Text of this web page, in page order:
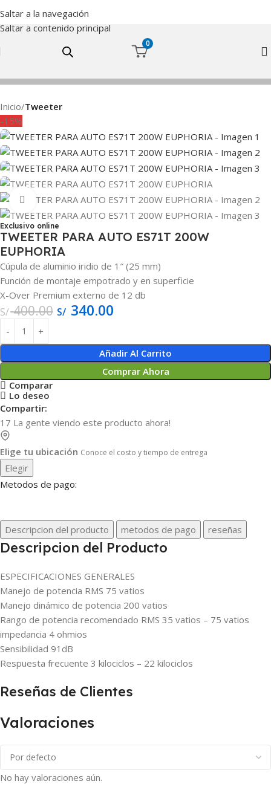
Saltar a la navegación
Saltar a contenido principal
0
Inicio Tweeter
-15%
Haga Click para agrandar
Exclusivo online
TWEETER PARA AUTO ES71T 200W
EUPHORIA
Cúpula de aluminio iridio de 1″ (25 mm)
Función de montaje empotrado y en superficie
X-Over Premium externo de 12 db
S/400.00 S/ 340.00
Añadir Al Carrito
Comprar Ahora
Comparar
Lo deseo
Compartir:
17 La gente viendo este producto ahora!
Elige tu ubicación Conoce el costo y tiempo de entrega
Elegir
Metodos de pago:
Descripcion del producto metodos de pago reseñas
Descripcion del Producto
ESPECIFICACIONES GENERALES
Manejo de potencia RMS 75 vatios
Manejo dinámico de potencia 200 vatios
Rango de potencia recomendado RMS 35 vatios – 75 vatios
impedancia 4 ohmios
Sensibilidad 91dB
Respuesta frecuente 3 kilociclos – 22 kilociclos
Reseñas de Clientes
Valoraciones
No hay valoraciones aún.